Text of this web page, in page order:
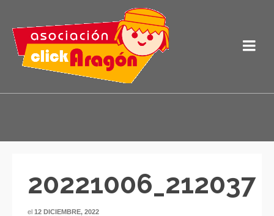
20221006_212037
el 12 DICIEMBRE, 2022